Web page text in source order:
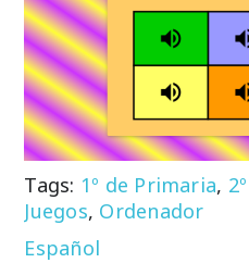
Tags: 1º de Primaria,
Juegos, Ordenador
Español